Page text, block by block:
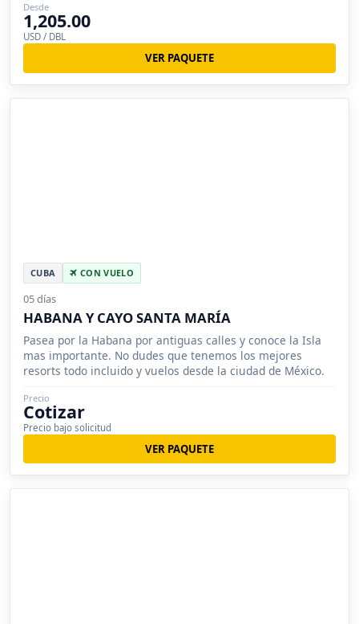
Desde
1,205.00
USD / DBL
VER PAQUETE
CUBA CON VUELO
05 días
HABANA Y CAYO SANTA MARÍA
Pasea por la Habana por antiguas calles y conoce la Isla
mas importante. No dudes que tenemos los mejores
resorts todo incluido y vuelos desde la ciudad de México.
Precio
Cotizar
Precio bajo solicitud
VER PAQUETE